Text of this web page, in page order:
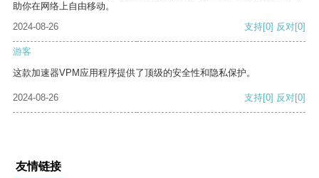
助你在网络上自由移动。
2024-08-26
支持[0] 反对[0]
游客
这款加速器VPM应用程序提供了顶级的安全性和隐私保护。
2024-08-26 支持[0] 反对[0]
友情链接